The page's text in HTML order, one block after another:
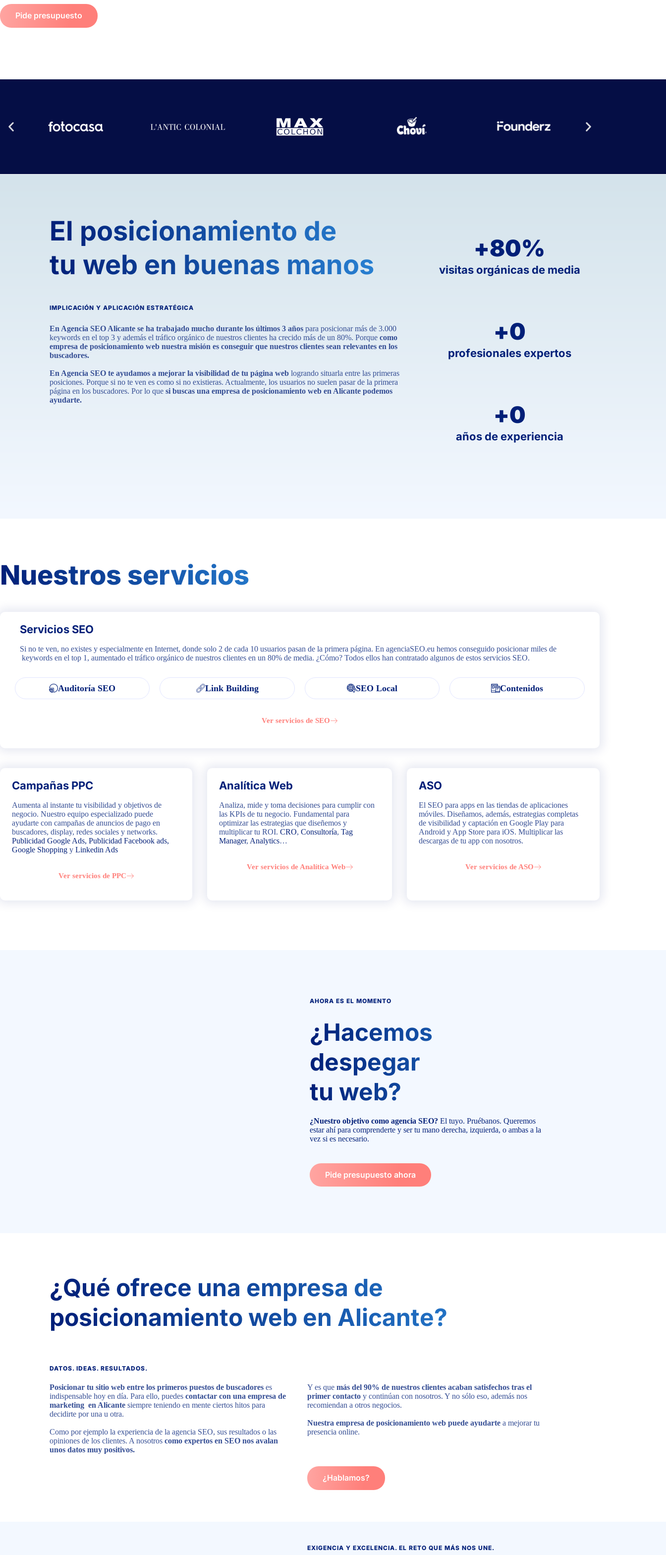
Pide presupuesto
El posicionamiento de
tu web en buenas manos
IMPLICACIÓN Y APLICACIÓN ESTRATÉGICA
En Agencia SEO Alicante se ha trabajado mucho durante los últimos 3 años para posicionar más de 3.000
keywords en el top 3 y además el tráfico orgánico de nuestros clientes ha crecido más de un 80%. Porque como
empresa de posicionamiento web nuestra misión es conseguir que nuestros clientes sean relevantes en los
buscadores.
En Agencia SEO te ayudamos a mejorar la visibilidad de tu página web logrando situarla entre las primeras
posiciones. Porque si no te ven es como si no existieras. Actualmente, los usuarios no suelen pasar de la primera
página en los buscadores. Por lo que si buscas una empresa de posicionamiento web en Alicante podemos
ayudarte.
visitas orgánicas de media
+80%
profesionales expertos
+0
años de experiencia
+0
Nuestros servicios
Servicios SEO
Si no te ven, no existes y especialmente en Internet, donde solo 2 de cada 10 usuarios pasan de la primera página. En agenciaSEO.eu hemos conseguido posicionar miles de
keywords en el top 1, aumentado el tráfico orgánico de nuestros clientes en un 80% de media. ¿Cómo? Todos ellos han contratado algunos de estos servicios SEO.
Auditoría SEO Link Building SEO Local Contenidos
Ver servicios de SEO
Campañas PPC
Aumenta al instante tu visibilidad y objetivos de
negocio. Nuestro equipo especializado puede
ayudarte con campañas de anuncios de pago en
buscadores, display, redes sociales y networks.
Publicidad Google Ads, Publicidad Facebook ads,
Google Shopping y Linkedin Ads
Ver servicios de PPC
Analítica Web
Analiza, mide y toma decisiones para cumplir con
las KPIs de tu negocio. Fundamental para
optimizar las estrategias que diseñemos y
multiplicar tu ROI. CRO,Consultoría,Tag
Manager, Analytics…
Ver servicios de Analítica Web
ASO
El SEO para apps en las tiendas de aplicaciones
móviles. Diseñamos, además, estrategias completas
de visibilidad y captación en Google Play para
Android y App Store para iOS. Multiplicar las
descargas de tu app con nosotros.
Ver servicios de ASO
AHORA ES EL MOMENTO
¿Hacemos
despegar
tu web?
¿Nuestro objetivo como agencia SEO? El tuyo. Pruébanos. Queremos
estar ahí para comprenderte y ser tu mano derecha, izquierda, o ambas a la
vez si es necesario.
Pide presupuesto ahora
¿Qué ofrece una empresa de
posicionamiento web en Alicante?
DATOS. IDEAS. RESULTADOS.
Posicionar tu sitio web entre los primeros puestos de buscadores es
indispensable hoy en día. Para ello, puedes contactar con una empresa de
marketing en Alicante siempre teniendo en mente ciertos hitos para
decidirte por una u otra.
Como por ejemplo la experiencia de la agencia SEO, sus resultados o las
opiniones de los clientes. A nosotros como expertos en SEO nos avalan
unos datos muy positivos.
Y es que más del 90% de nuestros clientes acaban satisfechos tras el
primer contactoy continúan con nosotros. Y no sólo eso, además nos
recomiendan a otros negocios.
Nuestra empresa de posicionamiento web puede ayudartea mejorar tu
presencia online.
¿Hablamos?
EXIGENCIA Y EXCELENCIA. EL RETO QUE MÁS NOS UNE.